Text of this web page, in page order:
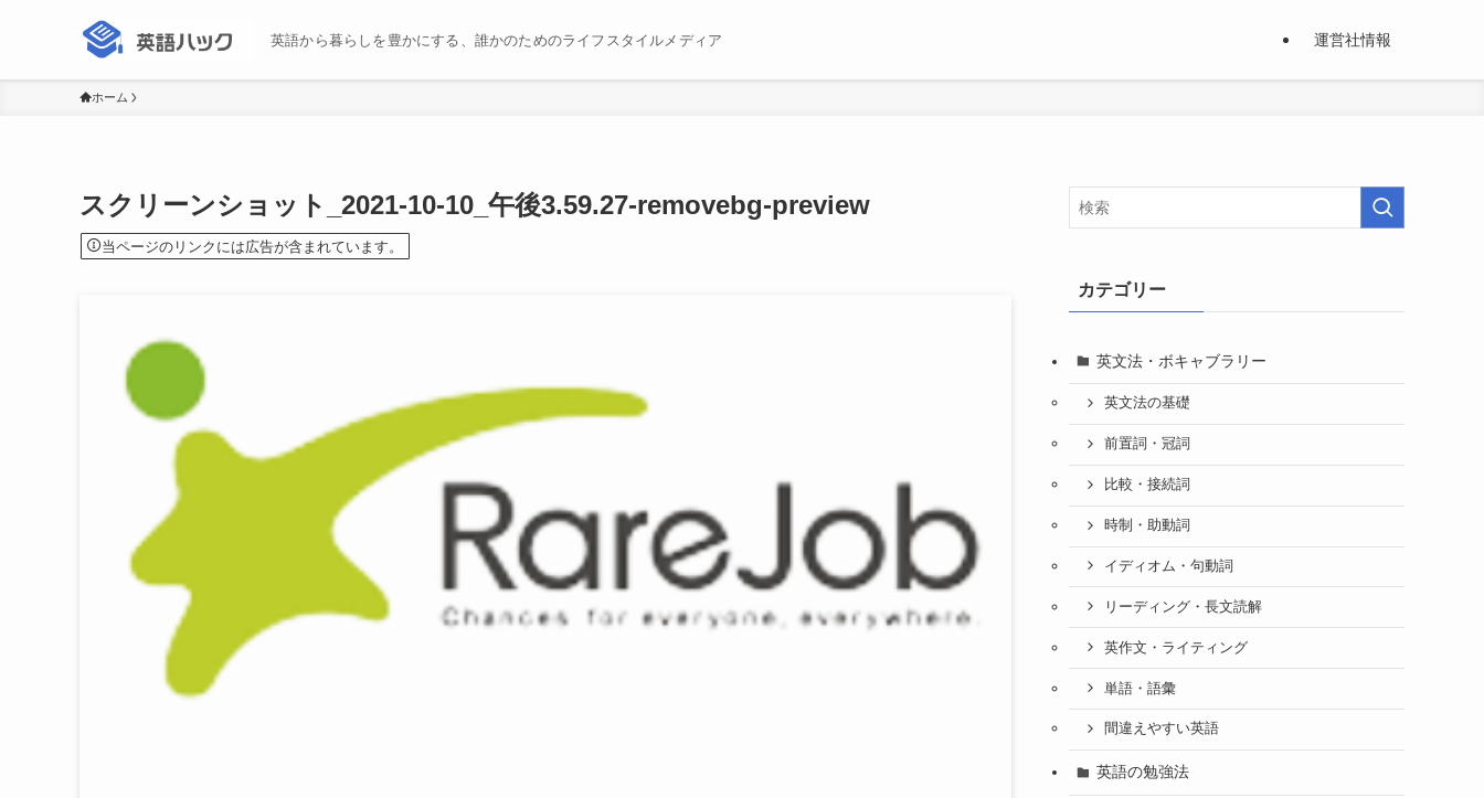
英語から暮らしを豊かにする、誰かのためのライフスタイルメディア 運営社情報
ホーム
スクリーンショット_2021-10-10_午後3.59.27-removebg-preview
当ページのリンクには広告が含まれています。
カテゴリー
英文法・ボキャブラリー
英文法の基礎
前置詞・冠詞
比較・接続詞
時制・助動詞
イディオム・句動詞
リーディング・長文読解
英作文・ライティング
単語・語彙
間違えやすい英語
英語の勉強法